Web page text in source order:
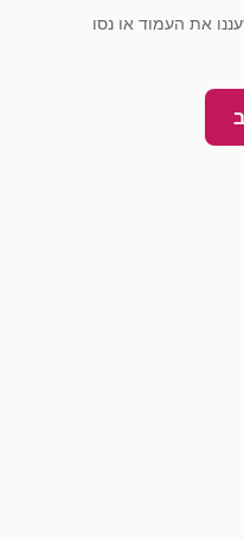
את העמוד או נסו